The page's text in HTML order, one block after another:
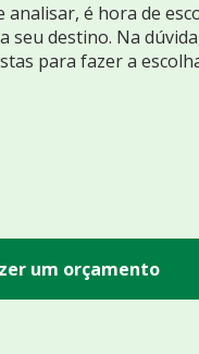
analisar, é hora de
seu destino. Na
para fazer a
um orçamento